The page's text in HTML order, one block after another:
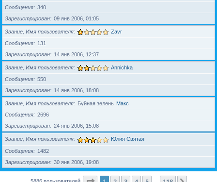
Сообщения
340
Зарегистрирован
09 янв 2006, 01:05
Звание, Имя пользователя Zavr
Сообщения
131
Зарегистрирован
14 янв 2006, 12:37
Звание, Имя пользователя Annichka
Сообщения
550
Зарегистрирован
14 янв 2006, 18:08
Звание, Имя пользователя Буйная зелень Макс
Сообщения
2696
Зарегистрирован
24 янв 2006, 15:08
Звание, Имя пользователя Юлия Святая
Сообщения
1482
Зарегистрирован
30 янв 2006, 19:08
5886 пользователей